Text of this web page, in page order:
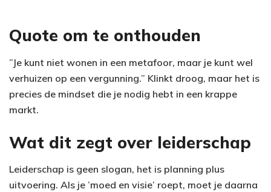
Quote om te onthouden
”Je kunt niet wonen in een metafoor, maar je kunt wel
verhuizen op een vergunning.” Klinkt droog, maar het is
precies de mindset die je nodig hebt in een krappe
markt.
Wat dit zegt over leiderschap
Leiderschap is geen slogan, het is planning plus
uitvoering. Als je ’moed en visie’ roept, moet je daarna